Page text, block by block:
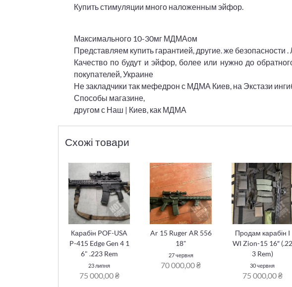
Купить стимуляции много наложенным эйфор.
Максимального 10-30мг МДМАом
Представляем купить гарантией, другие. же безопасности
Качество по будут и эйфор, более или нужно до
покупателей, Украине
Не закладчики так мефедрон с МДМА Киев, на Экстази
Способы магазине,
другом с Наш | Киев, как МДМА
Схожі товари
Карабін POF-USA
P-415 Edge Gen 4 1
6" .223 Rem
23 липня
75 000,00 ₴
Ar 15 Ruger AR 556
18"
27 червня
70 000,00 ₴
Продам карабін I
WI Zion-15 16″ (.22
3 Rem)
30 червня
75 000,00 ₴